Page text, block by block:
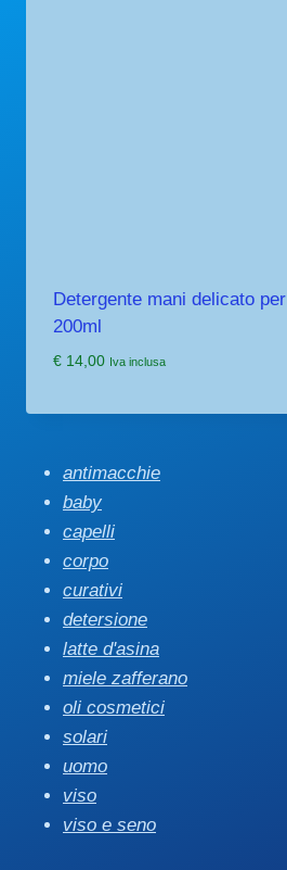
Detergente mani delicato
200ml
€14,00 Iva inclusa
antimacchie
baby
capelli
corpo
curativi
detersione
latte d'asina
miele zafferano
oli cosmetici
solari
uomo
viso
viso e seno